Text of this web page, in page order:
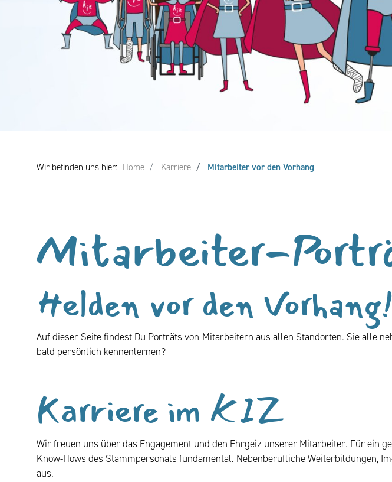
Wir befinden uns hier: Home Karriere Mitarbeiter vor den Vorhang
Mitarbeiter-
Helden vor den Vorhang!
Auf dieser Seite findest Du Porträts von Mitarbeitern aus allen Standorten. Sie alle
bald persönlich kennenlernen?
Karriere im KIZ
Wir freuen uns über das Engagement und den Ehrgeiz unserer Mitarbeiter. Für ein
Know-Hows des Stammpersonals fundamental. Nebenberufliche Weiterbildungen,
aus.